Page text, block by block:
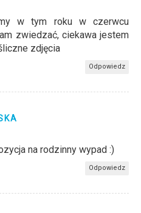
w tym roku w czerwcu
zwiedzać, ciekawa jestem
zdjęcia
Odpowiedz
na rodzinny wypad :)
Odpowiedz